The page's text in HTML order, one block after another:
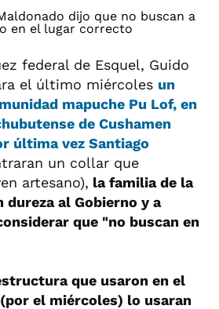
federal de Esquel, Guido
el último miércoles un
mapuche Pu Lof, en
de Cushamen
última vez Santiago
un collar que
artesano), la familia de la
al Gobierno y a
que "no buscan en
que usaron en el
el miércoles) lo usaran